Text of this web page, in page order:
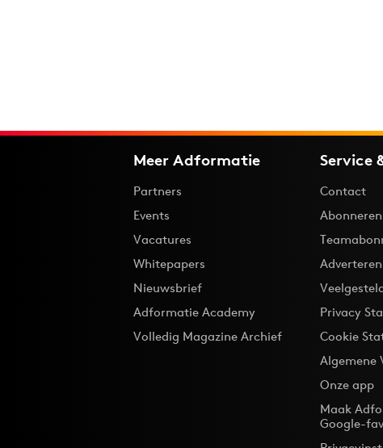
Meer Adformatie
Partners
Events
Vacatures
Whitepapers
Nieuwsbrief
Adformatie Academy
Volledig Magazine Archief
Service
Contact
Abonneren
Adverteren
Privacy
Cookie
Algemene
Onze app
Maak
Google-